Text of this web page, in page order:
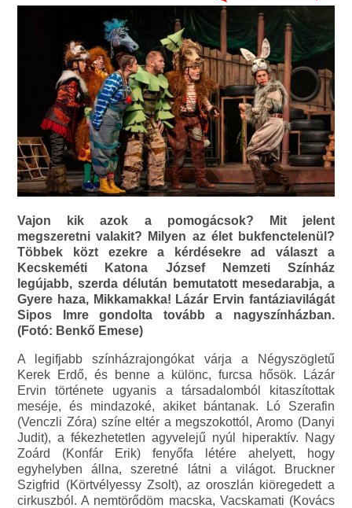
Vajon kik azok a pomogácsok? Mit jelent
megszeretni valakit? Milyen az élet bukfenctelenül?
Többek közt ezekre a kérdésekre ad választ a
Kecskeméti Katona József Nemzeti Színház
legújabb, szerda délután bemutatott mesedarabja, a
Gyere haza, Mikkamakka! Lázár Ervin fantáziavilágát
Sipos Imre gondolta tovább a nagyszínházban.
(Fotó: Benkő Emese)
A legifjabb színházrajongókat várja a Négyszögletű
Kerek Erdő, és benne a különc, furcsa hősök. Lázár
Ervin története ugyanis a társadalomból kitaszítottak
meséje, és mindazoké, akiket bántanak. Ló Szerafin
(Venczli Zóra) színe eltér a megszokottól, Aromo (Danyi
Judit), a fékezhetetlen agyvelejű nyúl hiperaktív. Nagy
Zoárd (Konfár Erik) fenyőfa létére ahelyett, hogy
egyhelyben állna, szeretné látni a világot. Bruckner
Szigfrid (Körtvélyessy Zsolt), az oroszlán kiöregedett a
cirkuszból. A nemtörődöm macska, Vacskamati (Kovács